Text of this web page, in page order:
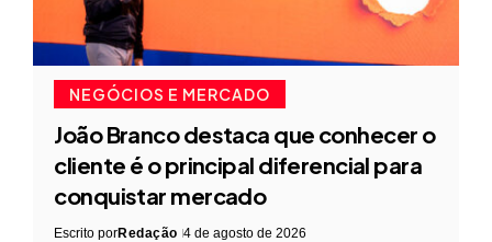
NEGÓCIOS E MERCADO
João Branco destaca que conhecer o
cliente é o principal diferencial para
conquistar mercado
Escrito porRedação 4 de agosto de 2026